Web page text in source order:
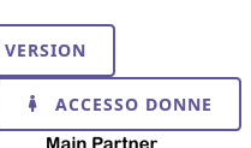
ACCESSO DONNE